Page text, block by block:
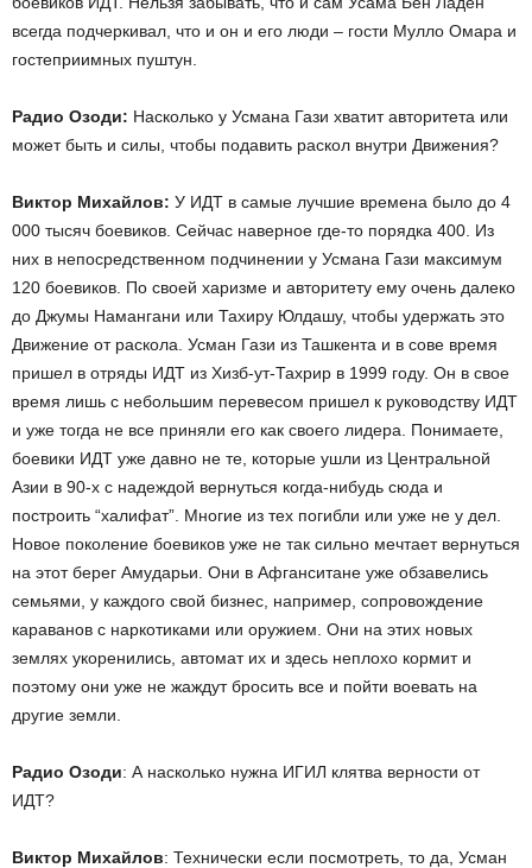
всегда подчеркивал, что и он и его люди – гости Мулло Омара и
гостеприимных пуштун.
Радио Озоди: Насколько у Усмана Гази хватит авторитета или
может быть и силы, чтобы подавить раскол внутри Движения?
Виктор Михайлов: У ИДТ в самые лучшие времена было до 4
000 тысяч боевиков. Сейчас наверное где-то порядка 400. Из
них в непосредственном подчинении у Усмана Гази максимум
120 боевиков. По своей харизме и авторитету ему очень далеко
до Джумы Намангани или Тахиру Юлдашу, чтобы удержать это
Движение от раскола. Усман Гази из Ташкента и в сове время
пришел в отряды ИДТ из Хизб-ут-Тахрир в 1999 году. Он в свое
время лишь с небольшим перевесом пришел к руководству ИДТ
и уже тогда не все приняли его как своего лидера. Понимаете,
боевики ИДТ уже давно не те, которые ушли из Центральной
Азии в 90-х с надеждой вернуться когда-нибудь сюда и
построить “халифат”. Многие из тех погибли или уже не у дел.
Новое поколение боевиков уже не так сильно мечтает вернуться
на этот берег Амударьи. Они в Афганситане уже обзавелись
семьями, у каждого свой бизнес, например, сопровождение
караванов с наркотиками или оружием. Они на этих новых
землях укоренились, автомат их и здесь неплохо кормит и
поэтому они уже не жаждут бросить все и пойти воевать на
другие земли.
Радио Озоди: А насколько нужна ИГИЛ клятва верности от
ИДТ?
Виктор Михайлов: Технически если посмотреть, то да, Усман